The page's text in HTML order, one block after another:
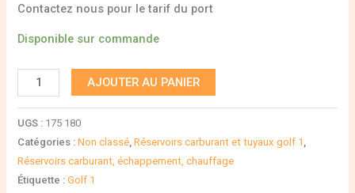
Contactez nous pour le tarif du port
Disponible sur commande
AJOUTER AU PANIER
UGS : 175 180
Catégories :Non classé ,Réservoirs carburant et tuyaux golf 1
Réservoirs carburant, échappement, chauffage
Étiquette :Golf 1